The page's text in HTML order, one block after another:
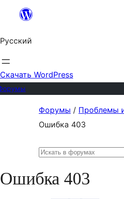
Перейти
содержимому
Русский
Скачать WordPress
Форумы / Проблемы
Ошибка 403
Поиск:
Ошибка 403